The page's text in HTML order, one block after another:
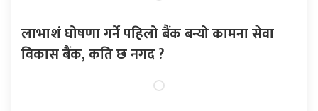
लाभाशं घोषणा गर्ने पहिलो बैंक बन्यो कामना सेवा
विकास बैंक, कति छ नगद ?